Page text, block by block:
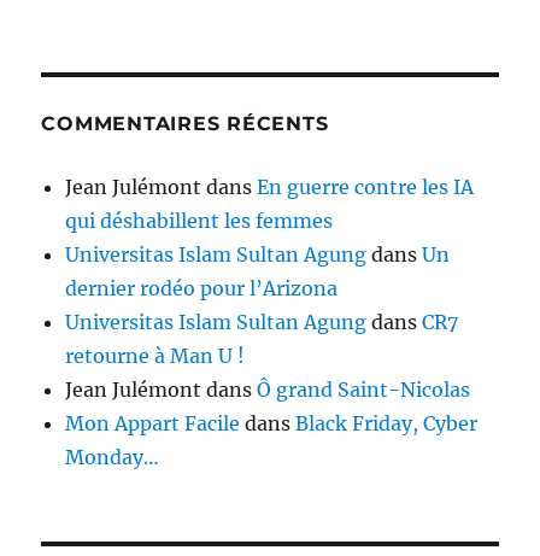
COMMENTAIRES RÉCENTS
Jean Julémont dansEn guerre contre les IA
qui déshabillent les femmes
Universitas Islam Sultan Agung dansUn
dernier rodéo pour l’Arizona
Universitas Islam Sultan Agung dansCR7
retourne à Man U !
Jean Julémont dansÔ grand Saint-Nicolas
Mon Appart Facile dansBlack Friday, Cyber
Monday…